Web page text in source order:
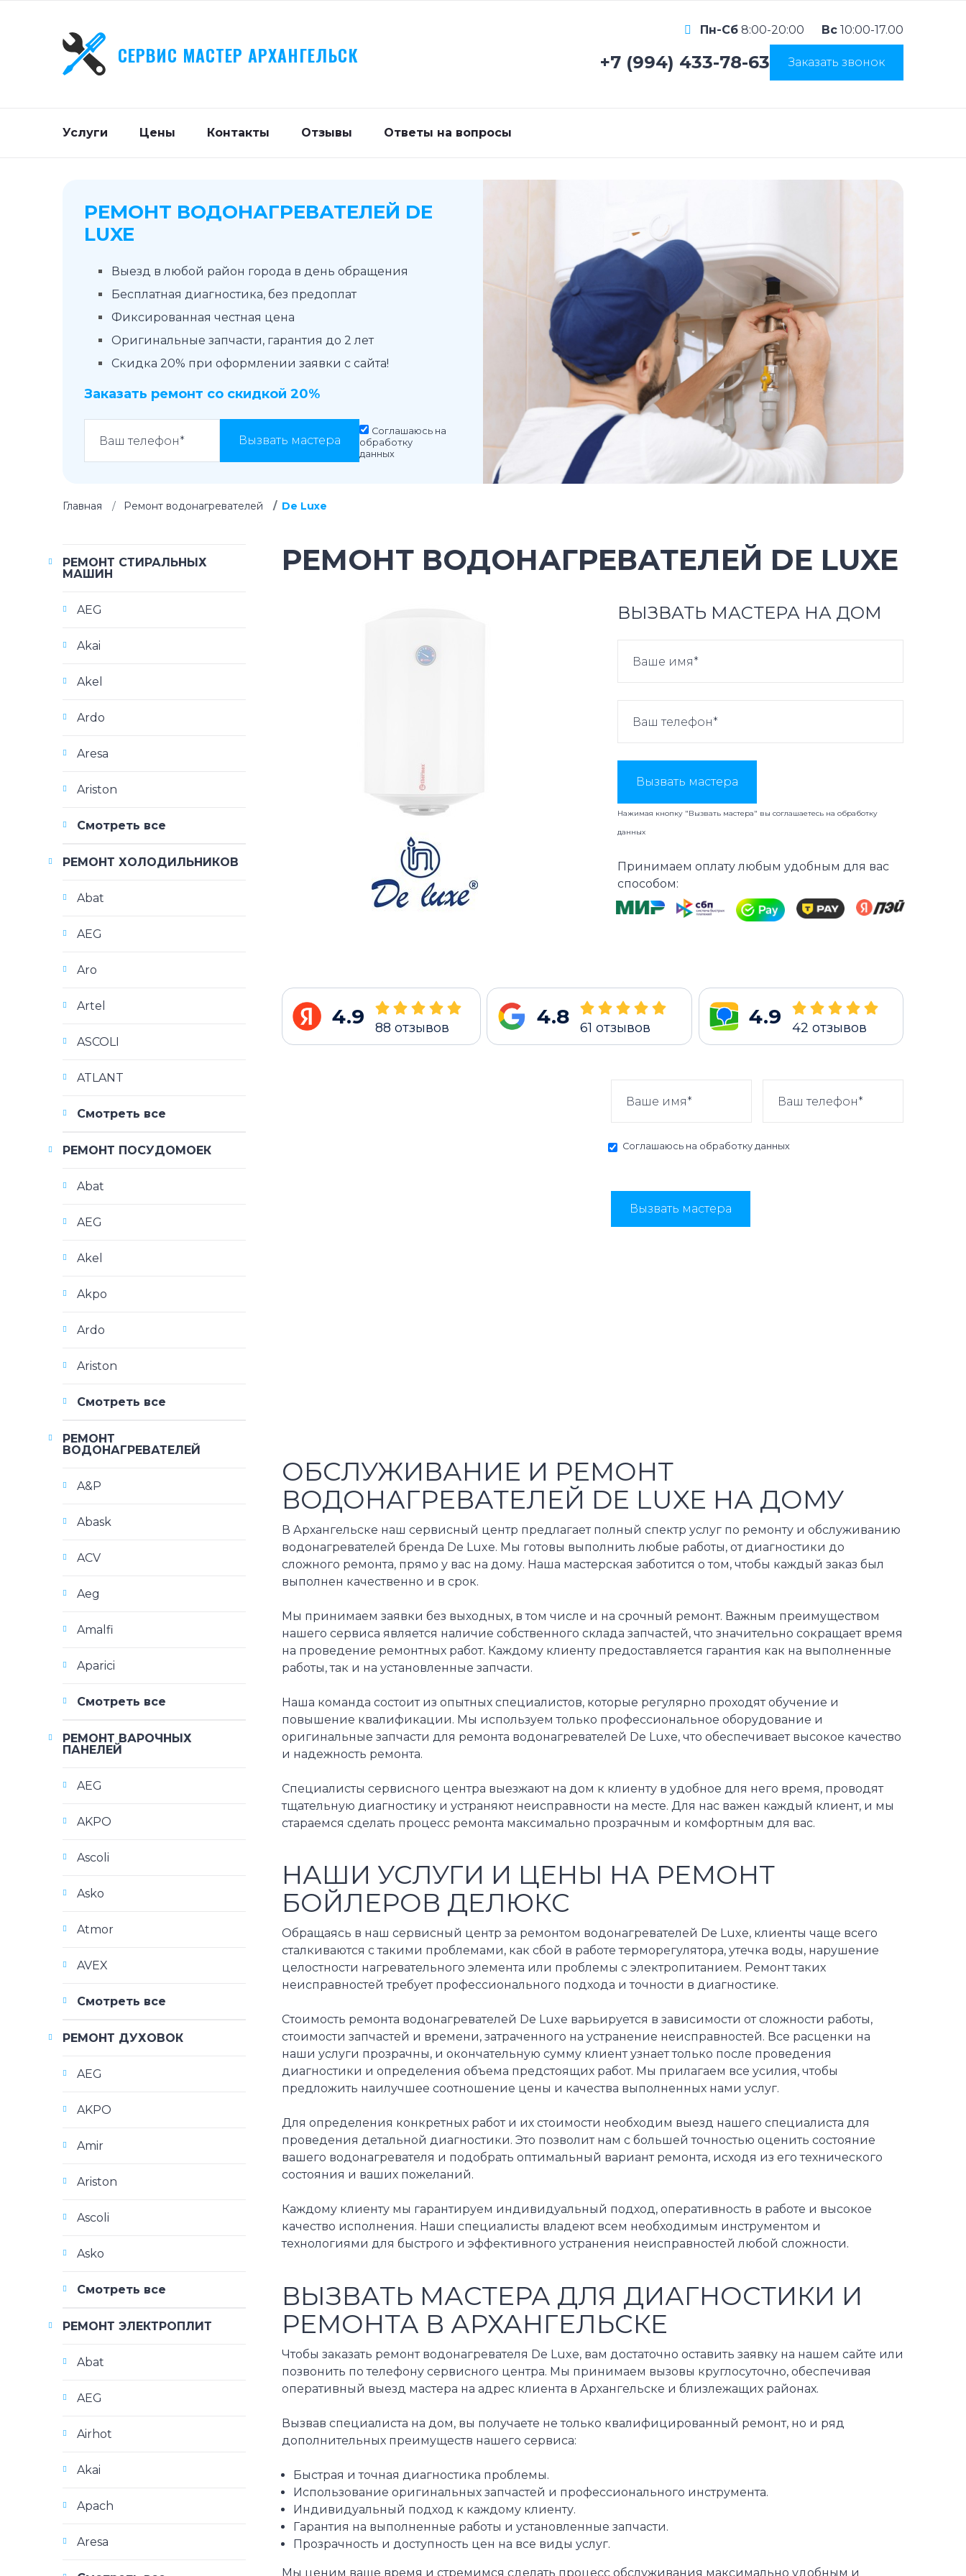
СЕРВИС МАСТЕР АРХАНГЕЛЬСК
Пн-Сб 8:00-20:00 Вс 10:00-17.00
+7 (994) 433-78-63 Заказать звонок
Услуги Цены Контакты Отзывы Ответы на вопросы
РЕМОНТ ВОДОНАГРЕВАТЕЛЕЙ DE
LUXE
Выезд в любой район города в день обращения
Бесплатная диагностика, без предоплат
Фиксированная честная цена
Оригинальные запчасти, гарантия до 2 лет
Скидка 20% при оформлении заявки с сайта!
Заказать ремонт со скидкой 20%
Вызвать мастера
Соглашаюсь на
обработку
данных
Главная Ремонт водонагревателей De Luxe
РЕМОНТ ВОДОНАГРЕВАТЕЛЕЙ DE LUXE
ВЫЗВАТЬ МАСТЕРА НА ДОМ
Вызвать мастера
Нажимая кнопку "Вызвать мастера" вы соглашаетесь наобработку
данных
Принимаем оплату любым удобным для вас
способом:
4.9 88 отзывов 4.8 61 отзывов 4.9 42 отзывов
Соглашаюсь на обработку данных
Вызвать мастера
ОБСЛУЖИВАНИЕ И РЕМОНТ
ВОДОНАГРЕВАТЕЛЕЙ DE LUXE НА ДОМУ
В Архангельске наш сервисный центр предлагает полный спектр услуг по ремонту и обслуживанию
водонагревателей бренда De Luxe. Мы готовы выполнить любые работы, от диагностики до
сложного ремонта, прямо у вас на дому. Наша мастерская заботится о том, чтобы каждый заказ был
выполнен качественно и в срок.
Мы принимаем заявки без выходных, в том числе и на срочный ремонт. Важным преимуществом
нашего сервиса является наличие собственного склада запчастей, что значительно сокращает время
на проведение ремонтных работ. Каждому клиенту предоставляется гарантия как на выполненные
работы, так и на установленные запчасти.
Наша команда состоит из опытных специалистов, которые регулярно проходят обучение и
повышение квалификации. Мы используем только профессиональное оборудование и
оригинальные запчасти для ремонта водонагревателей De Luxe, что обеспечивает высокое качество
и надежность ремонта.
Специалисты сервисного центра выезжают на дом к клиенту в удобное для него время, проводят
тщательную диагностику и устраняют неисправности на месте. Для нас важен каждый клиент, и мы
стараемся сделать процесс ремонта максимально прозрачным и комфортным для вас.
НАШИ УСЛУГИ И ЦЕНЫ НА РЕМОНТ
БОЙЛЕРОВ ДЕЛЮКС
Обращаясь в наш сервисный центр за ремонтом водонагревателей De Luxe, клиенты чаще всего
сталкиваются с такими проблемами, как сбой в работе терморегулятора, утечка воды, нарушение
целостности нагревательного элемента или проблемы с электропитанием. Ремонт таких
неисправностей требует профессионального подхода и точности в диагностике.
Стоимость ремонта водонагревателей De Luxe варьируется в зависимости от сложности работы,
стоимости запчастей и времени, затраченного на устранение неисправностей. Все расценки на
наши услуги прозрачны, и окончательную сумму клиент узнает только после проведения
диагностики и определения объема предстоящих работ. Мы прилагаем все усилия, чтобы
предложить наилучшее соотношение цены и качества выполненных нами услуг.
Для определения конкретных работ и их стоимости необходим выезд нашего специалиста для
проведения детальной диагностики. Это позволит нам с большей точностью оценить состояние
вашего водонагревателя и подобрать оптимальный вариант ремонта, исходя из его технического
состояния и ваших пожеланий.
Каждому клиенту мы гарантируем индивидуальный подход, оперативность в работе и высокое
качество исполнения. Наши специалисты владеют всем необходимым инструментом и
технологиями для быстрого и эффективного устранения неисправностей любой сложности.
ВЫЗВАТЬ МАСТЕРА ДЛЯ ДИАГНОСТИКИ И
РЕМОНТА В АРХАНГЕЛЬСКЕ
Чтобы заказать ремонт водонагревателя De Luxe, вам достаточно оставить заявку на нашем сайте или
позвонить по телефону сервисного центра. Мы принимаем вызовы круглосуточно, обеспечивая
оперативный выезд мастера на адрес клиента в Архангельске и близлежащих районах.
Вызвав специалиста на дом, вы получаете не только квалифицированный ремонт, но и ряд
дополнительных преимуществ нашего сервиса:
Быстрая и точная диагностика проблемы.
Использование оригинальных запчастей и профессионального инструмента.
Индивидуальный подход к каждому клиенту.
Гарантия на выполненные работы и установленные запчасти.
Прозрачность и доступность цен на все виды услуг.
Мы ценим ваше время и стремимся сделать процесс обслуживания максимально удобным и
РЕМОНТ СТИРАЛЬНЫХ
МАШИН
AEG
Akai
Akel
Ardo
Aresa
Ariston
Смотреть все
РЕМОНТ ХОЛОДИЛЬНИКОВ
Abat
AEG
Aro
Artel
ASCOLI
ATLANT
Смотреть все
РЕМОНТ ПОСУДОМОЕК
Abat
AEG
Akel
Akpo
Ardo
Ariston
Смотреть все
РЕМОНТ
ВОДОНАГРЕВАТЕЛЕЙ
A&P
Abask
ACV
Aeg
Amalfi
Aparici
Смотреть все
РЕМОНТ ВАРОЧНЫХ
ПАНЕЛЕЙ
AEG
AKPO
Ascoli
Asko
Atmor
AVEX
Смотреть все
РЕМОНТ ДУХОВОК
AEG
AKPO
Amir
Ariston
Ascoli
Asko
Смотреть все
РЕМОНТ ЭЛЕКТРОПЛИТ
Abat
AEG
Airhot
Akai
Apach
Aresa